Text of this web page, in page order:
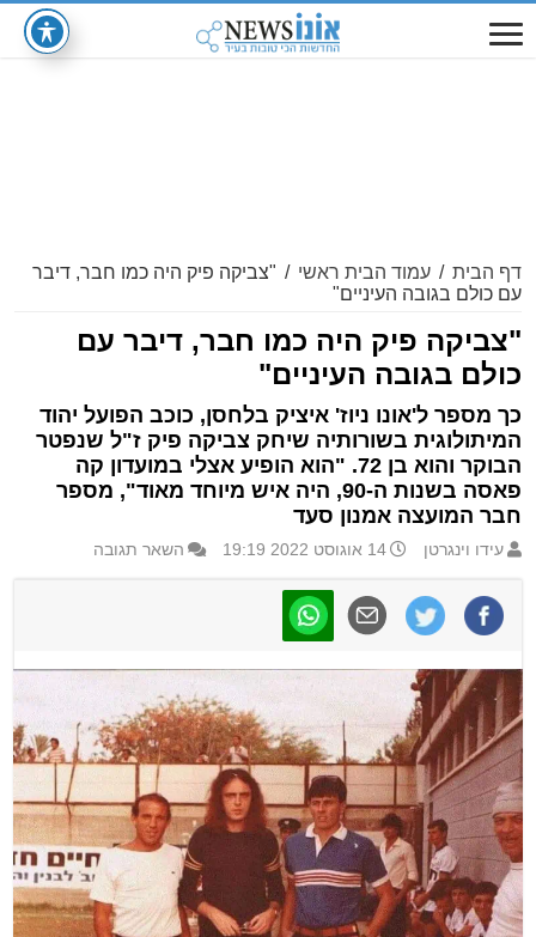
דף הבית / עמוד הבית ראשי / "צביקה פיק היה כמו חבר, דיבר
עם כולם בגובה העיניים"
"צביקה פיק היה כמו חבר, דיבר עם
כולם בגובה העיניים"
כך מספר ל'אונו ניוז' איציק בלחסן, כוכב הפועל יהוד
המיתולוגית בשורותיה שיחק צביקה פיק ז"ל שנפטר
הבוקר והוא בן 72. "הוא הופיע אצלי במועדון קה
פאסה בשנות ה-90, היה איש מיוחד מאוד", מספר
חבר המועצה אמנון סעד
עידו וינגרטן 14 אוגוסט 2022 19:19 השאר תגובה